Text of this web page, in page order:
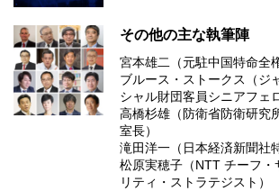
その他の主な執筆陣
宮本雄二（元駐中国特命全
ブルース・ストークス（ジ
シャル財団客員シニアフェ
高橋杉雄（防衛省防衛研究
室長）
滝田洋一（日本経済新聞社
松原実穂子（NTT チーフ・
リティ・ストラテジスト）